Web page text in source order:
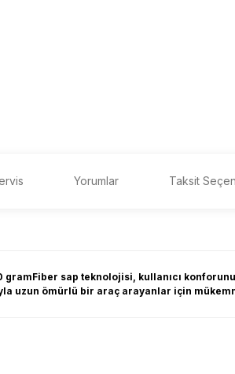
Yorumlar Taksit
gramFiber sap teknolojisi, kullanıcı
uzun ömürlü bir araç arayanlar için